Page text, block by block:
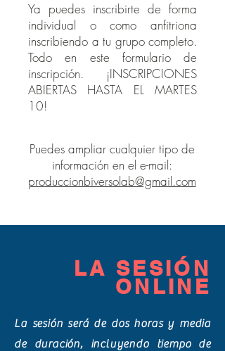
Ya puedes inscribirte de forma
individual o como anfitriona
inscribiendo a tu grupo completo.
Todo en este formulario de
inscripción. ¡INSCRIPCIONES
ABIERTAS HASTA EL MARTES
10!
Puedes ampliar cualquier tipo de
información en el e-mail:
produccionbiversolab@gmail.com
LA SESIÓN
ONLINE
La sesión será de dos horas y media
de duración, incluyendo tiempo de